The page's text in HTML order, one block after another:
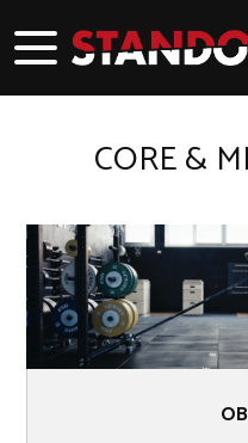
CORE &